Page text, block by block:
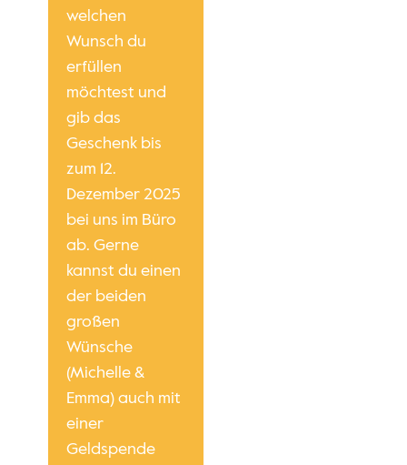
welchen
Wunsch du
erfüllen
möchtest und
gib das
Geschenk bis
zum 12.
Dezember 2025
bei uns im Büro
ab. Gerne
kannst du einen
der beiden
großen
Wünsche
(Michelle &
Emma) auch mit
einer
Geldspende